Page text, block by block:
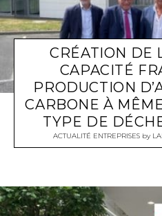
CRÉATION DE
CAPACITÉ
PRODUCTION
CARBONE À
TYPE DE
ACTUALITÉ ENTREPRISES by